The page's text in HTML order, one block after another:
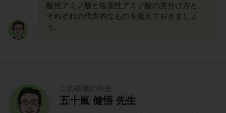
酸性アミノ酸と塩基性アミノ酸の見分け方と、
それぞれの代表的なものを覚えておきましょ
う。
この授業の先生
五十嵐 健悟 先生